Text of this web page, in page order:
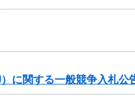
に関する一般競争入札公